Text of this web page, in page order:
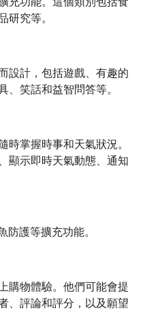
研究等。
設計，包括遊戲、有趣的
、笑話和益智問答等。
時掌握時事和天氣狀況。
顯示即時天氣動態、通知
防護等擴充功能。
購物體驗。他們可能會提
、評論和評分，以及願望